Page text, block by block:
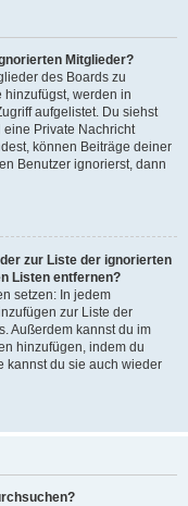
Mitglieder?
des Boards zu
werden in
aufgelistet. Du siehst
Private Nachricht
können Beiträge deiner
Benutzer ignorierst, dann
zur Liste der ignorierten
Listen entfernen?
setzen: In jedem
zur Liste der
Außerdem kannst du im
hinzufügen, indem du
kannst du sie auch wieder